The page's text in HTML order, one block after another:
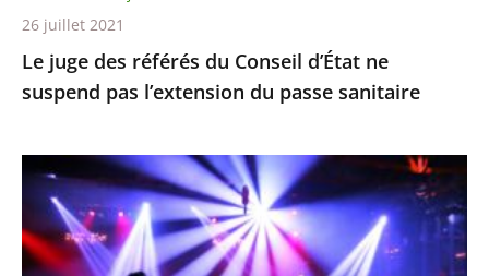
du
passe
sanitaire
Le juge des référés du Conseil d’État ne
suspend pas l’extension du passe sanitaire
26 juillet 2021
La
fermeture
des
discothèques